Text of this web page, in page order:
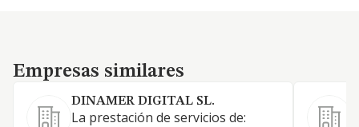
Empresas similares
Empresas similares
DINAMER DIGITAL SL.
La prestación de servicios de: